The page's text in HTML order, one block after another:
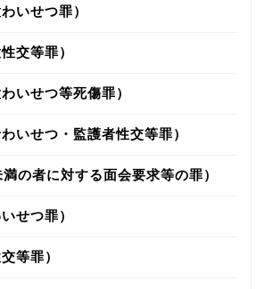
いせつ罪）
交等罪）
いせつ等死傷罪）
いせつ・監護者性交等罪）
の者に対する面会要求等の罪）
せつ罪）
等罪）